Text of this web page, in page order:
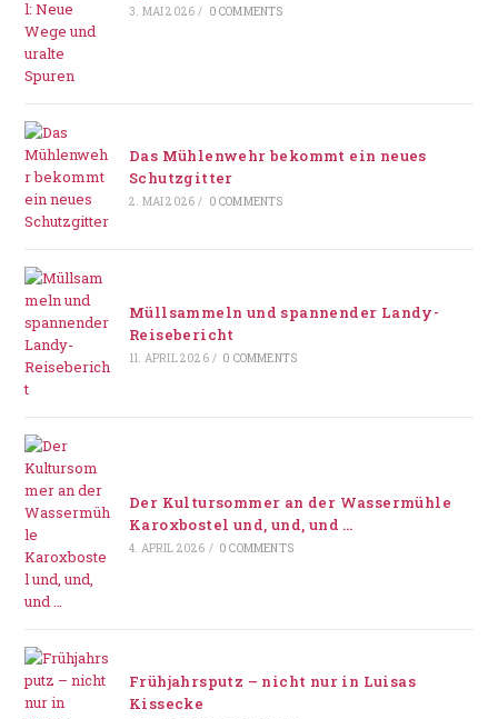
3. MAI 2026 / 0 COMMENTS
Das Mühlenwehr bekommt ein neues
Schutzgitter
2. MAI 2026 / 0 COMMENTS
Müllsammeln und spannender Landy-
Reisebericht
11. APRIL 2026 / 0 COMMENTS
Der Kultursommer an der Wassermühle
Karoxbostel und, und, und …
4. APRIL 2026 / 0 COMMENTS
Frühjahrsputz – nicht nur in Luisas
Kissecke